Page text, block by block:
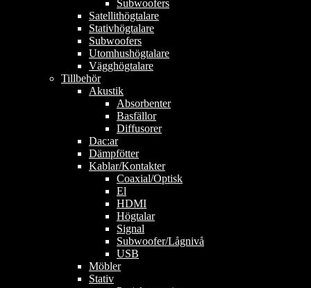
Subwoofers
Satellithögtalare
Stativhögtalare
Subwoofers
Utomhushögtalare
Vägghögtalare
Tillbehör
Akustik
Absorbenter
Basfällor
Diffusorer
Dac:ar
Dämpfötter
Kablar/Kontakter
Coaxial/Optisk
El
HDMI
Högtalar
Signal
Subwoofer/Lågnivå
USB
Möbler
Stativ